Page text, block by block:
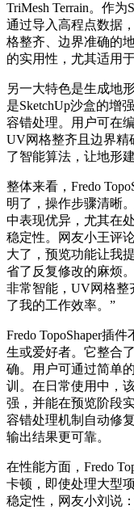
TriMesh Terrain。作
通过导入高程点数据
格整齐、边界准确的
的实用性，尤其适用
另一大特色是生成地
是SketchUp沙盒的增
容错处理。用户可在
UV网格整齐且边界精
了智能算法，让地形
整体来看，Fredo
明了，操作步骤清晰
中表现优异，尤其在
稳定性。网友小王评
大了，预览功能让我
省了反复修改的麻烦
非常智能，UV网格整
了我的工作效率。”
Fredo TopoShaper插
生或爱好者。它整合
确。用户可通过简单
训。在日常使用中，
强，并能在预览阶段
容错处理机制自动修
输出结果更可靠。
在性能方面，Fredo
卡顿，即使处理大型
稳定性，网友小刘说